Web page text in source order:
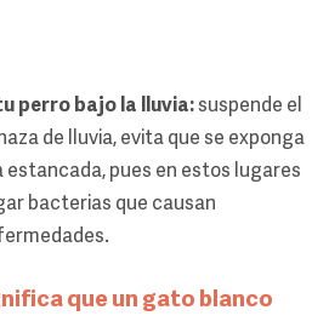
perro bajo la lluvia:suspende el
de lluvia, evita que se exponga
estancada, pues en estos lugares
bacterias que causan
que un gato blanco